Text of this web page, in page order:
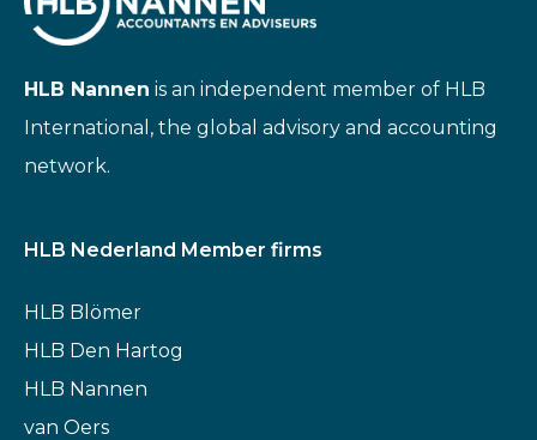
HLB Nannen is an independent member of HLB
International, the global advisory and accounting
network.
HLB Nederland Member firms
HLB Blömer
HLB Den Hartog
HLB Nannen
van Oers